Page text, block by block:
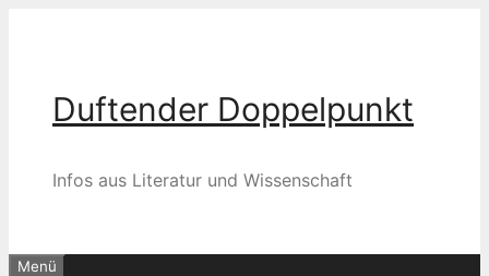
Duftender Doppelpunkt
Infos aus Literatur und Wissenschaft
Menü